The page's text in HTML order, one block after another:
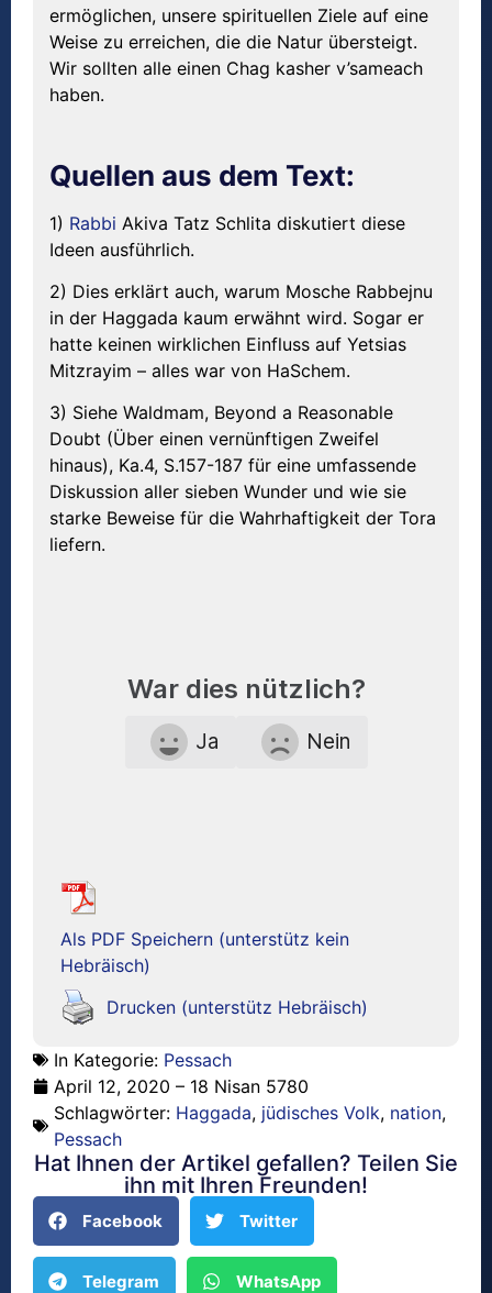
ermöglichen, unsere spirituellen Ziele auf eine
Weise zu erreichen, die die Natur übersteigt.
Wir sollten alle einen Chag kasher v’sameach
haben.
Quellen aus dem Text:
1) Rabbi Akiva Tatz Schlita diskutiert diese
Ideen ausführlich.
2) Dies erklärt auch, warum Mosche Rabbejnu
in der Haggada kaum erwähnt wird. Sogar er
hatte keinen wirklichen Einfluss auf Yetsias
Mitzrayim – alles war von HaSchem.
3) Siehe Waldmam, Beyond a Reasonable
Doubt (Über einen vernünftigen Zweifel
hinaus), Ka.4, S.157-187 für eine umfassende
Diskussion aller sieben Wunder und wie sie
starke Beweise für die Wahrhaftigkeit der Tora
liefern.
War dies nützlich?
Ja Nein
Als PDF Speichern (unterstütz kein
Hebräisch)
Drucken (unterstütz Hebräisch)
In Kategorie: Pessach
April 12, 2020 – 18 Nisan 5780
Schlagwörter: Haggada, jüdisches Volk, nation,
Pessach
Hat Ihnen der Artikel gefallen? Teilen Sie
ihn mit Ihren Freunden!
Facebook Twitter
Telegram WhatsApp